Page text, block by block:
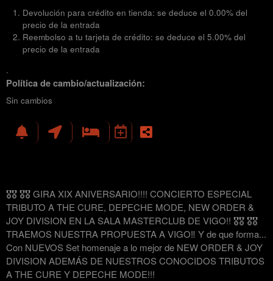
Devolución para crédito en tienda: se deduce el 0.00% del
precio de la entrada
Reembolso a tu tarjeta de crédito: se deduce el 5.00% del
precio de la entrada
.
Política de cambio/actualización:
Sin cambios
🎖🎖 🎖🎖 GIRA XIX ANIVERSARIO!!!! CONCIERTO ESPECIAL
TRIBUTO A THE CURE, DEPECHE MODE, NEW ORDER &
JOY DIVISION EN LA SALA MASTERCLUB DE VIGO!! 🎖🎖 🎖🎖
TRAEMOS NUESTRA PROPUESTA A VIGO‼️ Y de que forma...
Con NUEVOS Set homenaje a lo mejor de NEW ORDER & JOY
DIVISION ADEMÁS DE NUESTROS CONOCIDOS TRIBUTOS
A THE CURE Y DEPECHE MODE!!!